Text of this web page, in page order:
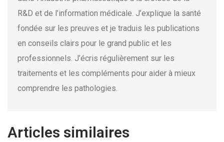
R&D et de l’information médicale. J’explique la santé
fondée sur les preuves et je traduis les publications
en conseils clairs pour le grand public et les
professionnels. J’écris régulièrement sur les
traitements et les compléments pour aider à mieux
comprendre les pathologies.
Articles similaires